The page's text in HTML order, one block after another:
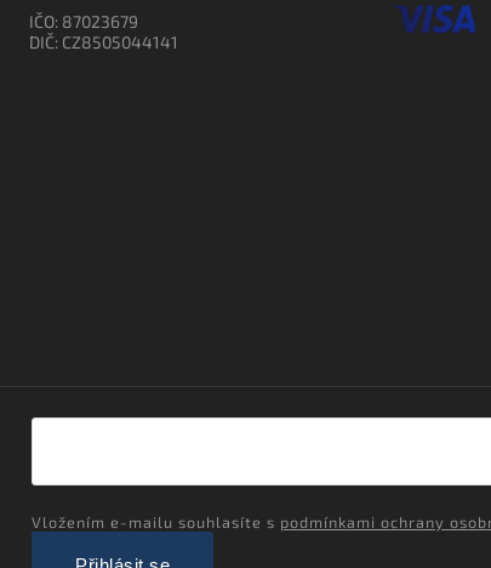
IČO: 87023679
DIČ: CZ8505044141
Vložením e-mailu souhlasíte s podmínkami ochrany